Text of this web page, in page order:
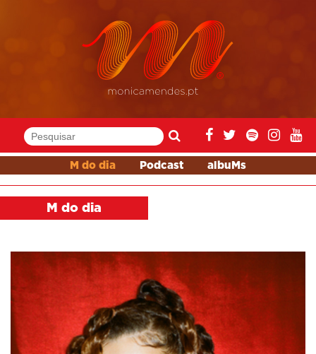
M do dia Podcast albuMs
M do dia